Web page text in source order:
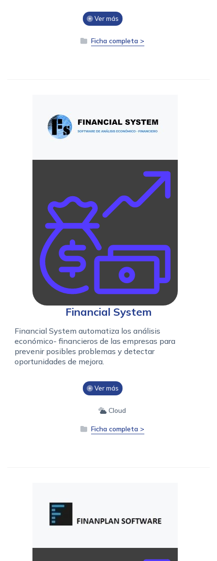
Ver más
Ficha completa >
Financial System
Financial System automatiza los análisis
económico- financieros de las empresas para
prevenir posibles problemas y detectar
oportunidades de mejora.
Ver más
Cloud
Ficha completa >